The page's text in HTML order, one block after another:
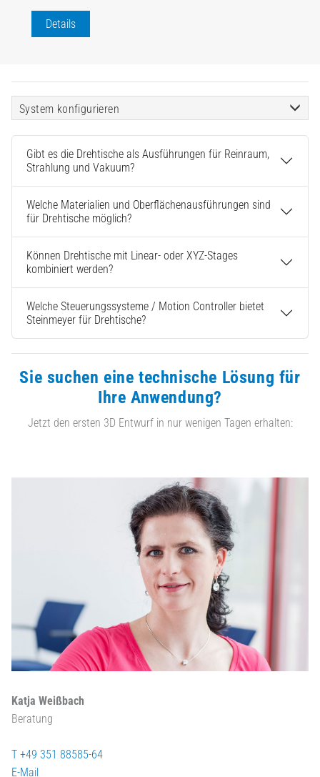
Details
System konfigurieren
Gibt es die Drehtische als Ausführungen für Reinraum,
Strahlung und Vakuum?
Welche Materialien und Oberflächenausführungen sind
für Drehtische möglich?
Können Drehtische mit Linear- oder XYZ-Stages
kombiniert werden?
Welche Steuerungssysteme / Motion Controller bietet
Steinmeyer für Drehtische?
Sie suchen eine technische Lösung für
Ihre Anwendung?
Jetzt den ersten 3D Entwurf in nur wenigen Tagen erhalten:
Katja Weißbach
Beratung
T +49 351 88585-64
E-Mail